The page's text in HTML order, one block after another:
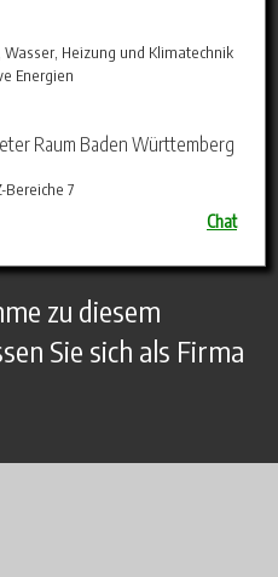
Heizung und Klimatechnik
Energien
Raum Baden Württemberg
Bereiche 7
Chat
zu diesem
Sie sich als Firma